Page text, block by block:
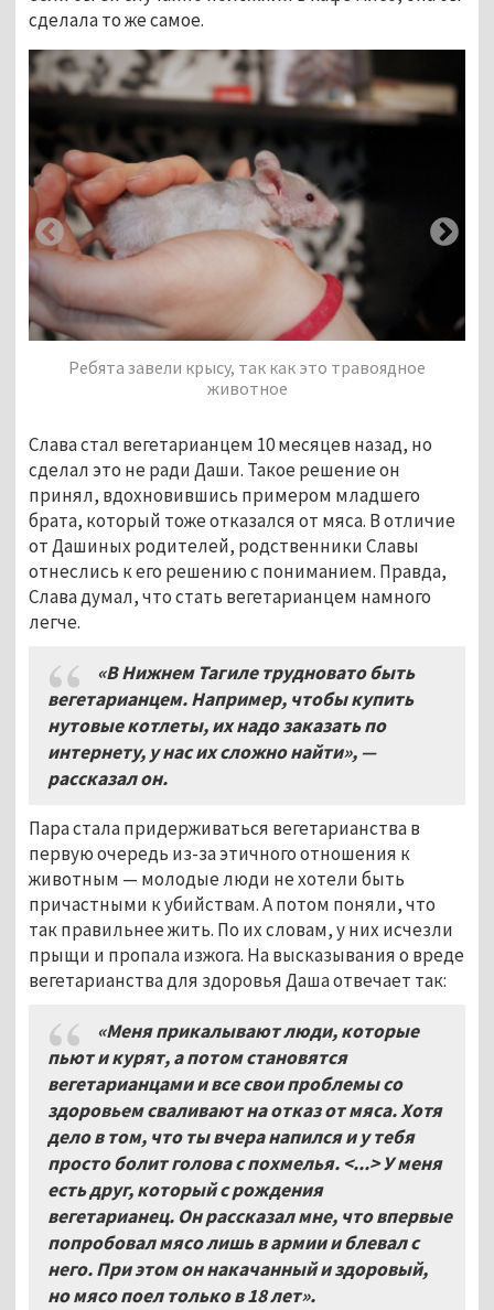
сделала то же самое.
Ребята завели крысу, так как это травоядное
животное
Слава стал вегетарианцем 10 месяцев назад, но
сделал это не ради Даши. Такое решение он
принял, вдохновившись примером младшего
брата, который тоже отказался от мяса. В отличие
от Дашиных родителей, родственники Славы
отнеслись к его решению с пониманием. Правда,
Слава думал, что стать вегетарианцем намного
легче.
«В Нижнем Тагиле трудновато быть
вегетарианцем. Например, чтобы купить
нутовые котлеты, их надо заказать по
интернету, у нас их сложно найти», —
рассказал он.
Пара стала придерживаться вегетарианства в
первую очередь из-за этичного отношения к
животным — молодые люди не хотели быть
причастными к убийствам. А потом поняли, что
так правильнее жить. По их словам, у них исчезли
прыщи и пропала изжога. На высказывания о вреде
вегетарианства для здоровья Даша отвечает так:
«Меня прикалывают люди, которые
пьют и курят, а потом становятся
вегетарианцами и все свои проблемы со
здоровьем сваливают на отказ от мяса. Хотя
дело в том, что ты вчера напился и у тебя
просто болит голова с похмелья. <...> У меня
есть друг, который с рождения
вегетарианец. Он рассказал мне, что впервые
попробовал мясо лишь в армии и блевал с
него. При этом он накачанный и здоровый,
но мясо поел только в 18 лет».